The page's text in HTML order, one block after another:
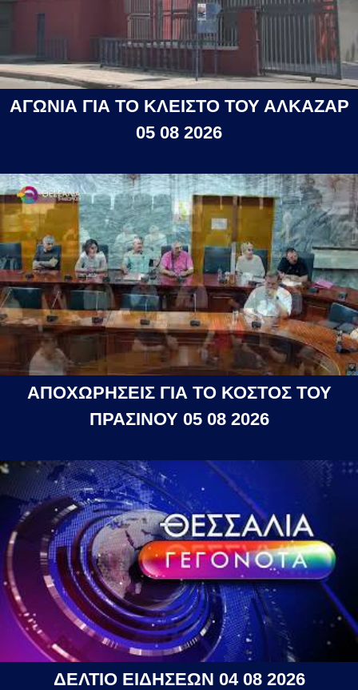
ΑΓΩΝΙΑ ΓΙΑ ΤΟ ΚΛΕΙΣΤΟ ΤΟΥ ΑΛΚΑΖΑΡ
05 08 2026
ΑΠΟΧΩΡΗΣΕΙΣ ΓΙΑ ΤΟ ΚΟΣΤΟΣ ΤΟΥ
ΠΡΑΣΙΝΟΥ 05 08 2026
ΔΕΛΤΙΟ ΕΙΔΗΣΕΩΝ 04 08 2026